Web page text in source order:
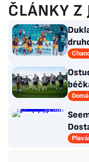
ČLÁNKY Z